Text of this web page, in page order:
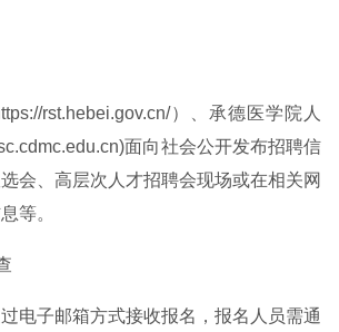
rst.hebei.gov.cn/）、承德医学院人
面向社会公开发布招聘信
会、高层次人才招聘会现场或在相关网
等。
电子邮箱方式接收报名，报名人员需通